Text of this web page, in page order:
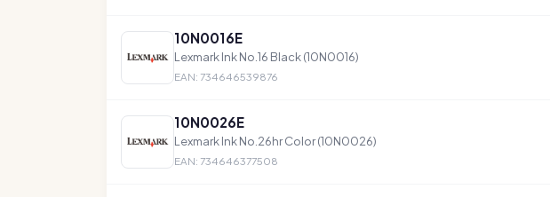
10N0016E
Lexmark Ink No.16 Black (10N0016)
EAN: 734646539876
10N0026E
Lexmark Ink No.26hr Color (10N0026)
EAN: 734646377508